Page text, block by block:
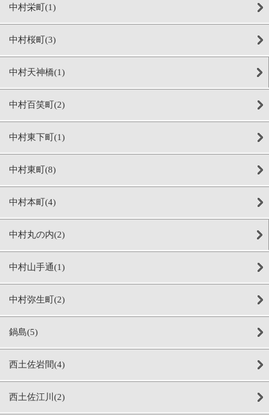
中村栄町(1)
中村桜町(3)
中村天神橋(1)
中村百笑町(2)
中村東下町(1)
中村東町(8)
中村本町(4)
中村丸の内(2)
中村山手通(1)
中村弥生町(2)
鍋島(5)
西土佐岩間(4)
西土佐江川(2)